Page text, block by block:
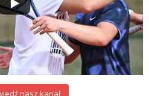
nasz kanał